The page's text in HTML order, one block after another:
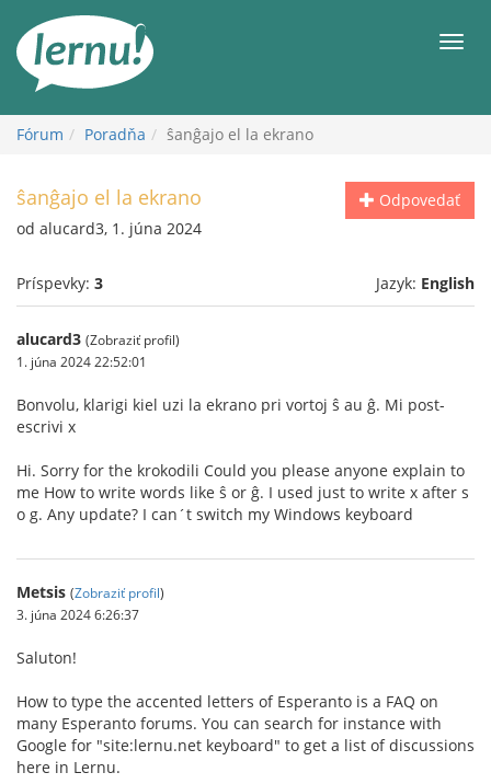
obsah
Fórum Poradňa ŝanĝajo el la ekrano
Odpovedať
ŝanĝajo el la ekrano
od alucard3, 1. júna 2024
Príspevky: 3 Jazyk: English
alucard3 (Zobraziť profil)
1. júna 2024 22:52:01
Bonvolu, klarigi kiel uzi la ekrano pri vortoj ŝ au ĝ. Mi post-
escrivi x
Hi. Sorry for the krokodili Could you please anyone explain to
me How to write words like ŝ or ĝ. I used just to write x after s
o g. Any update? I can´t switch my Windows keyboard
Metsis (Zobraziť profil)
3. júna 2024 6:26:37
Saluton!
How to type the accented letters of Esperanto is a FAQ on
many Esperanto forums. You can search for instance with
Google for "site:lernu.net keyboard" to get a list of discussions
here in Lernu.